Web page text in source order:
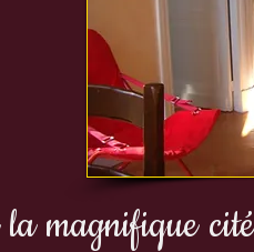
magnifique